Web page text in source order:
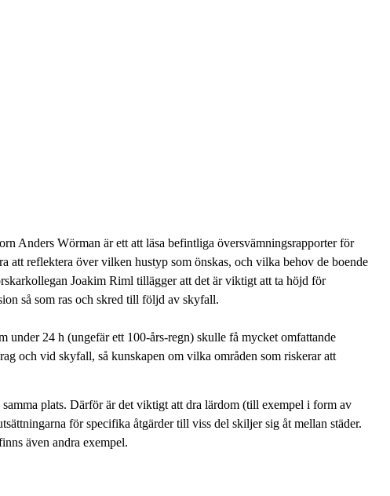
Anders Wörman är ett att läsa befintliga översvämningsrapporter för
att reflektera över vilken hustyp som önskas, och vilka behov de boende
Joakim Riml tillägger att det är viktigt att ta höjd för
så som ras och skred till följd av skyfall.
under 24 h (ungefär ett 100-års-regn) skulle få mycket omfattande
och vid skyfall, så kunskapen om vilka områden som riskerar att
plats. Därför är det viktigt att dra lärdom (till exempel i form av
för specifika åtgärder till viss del skiljer sig åt mellan städer.
även andra exempel.